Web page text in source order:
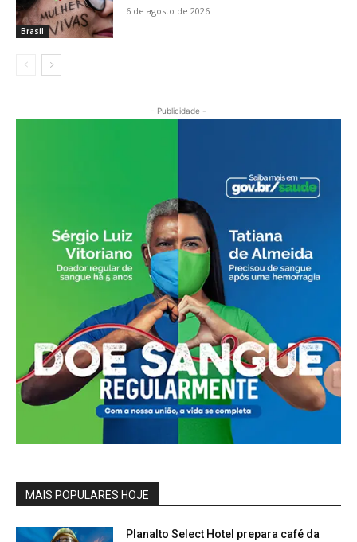
Brasil
6 de agosto de 2026
- Publicidade -
MAIS POPULARES HOJE
Planalto Select Hotel prepara café da